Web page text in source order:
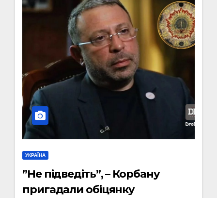
УКРАЇНА
”Не підведіть”, – Корбану
пригадали обіцянку